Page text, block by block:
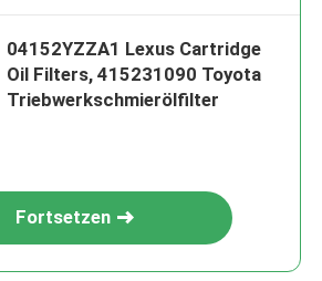
04152YZZA1 Lexus Cartridge
Oil Filters, 415231090 Toyota
Triebwerkschmierölfilter
Fortsetzen